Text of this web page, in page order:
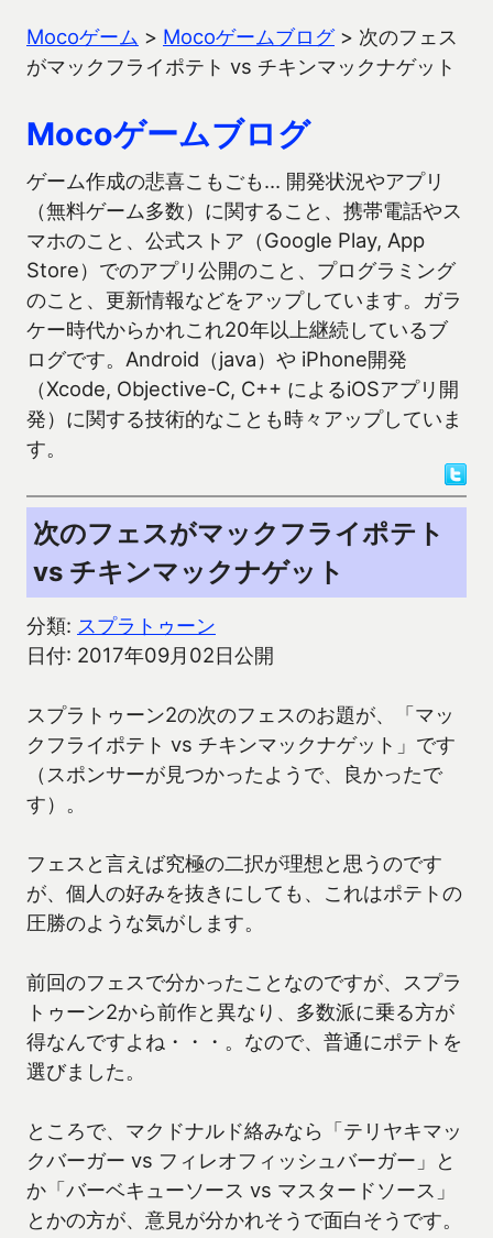
Mocoゲーム > Mocoゲームブログ> 次のフェス
がマックフライポテト vs チキンマックナゲット
Mocoゲームブログ
ゲーム作成の悲喜こもごも… 開発状況やアプリ
（無料ゲーム多数）に関すること、携帯電話やス
マホのこと、公式ストア（Google Play, App
Store）でのアプリ公開のこと、プログラミング
のこと、更新情報などをアップしています。ガラ
ケー時代からかれこれ20年以上継続しているブ
ログです。Android（java）や iPhone開発
（Xcode, Objective-C, C++ によるiOSアプリ開
発）に関する技術的なことも時々アップしていま
す。
次のフェスがマックフライポテト
vs チキンマックナゲット
分類: スプラトゥーン
日付: 2017年09月02日公開
スプラトゥーン2の次のフェスのお題が、「マッ
クフライポテト vs チキンマックナゲット」です
（スポンサーが見つかったようで、良かったで
す）。
フェスと言えば究極の二択が理想と思うのです
が、個人の好みを抜きにしても、これはポテトの
圧勝のような気がします。
前回のフェスで分かったことなのですが、スプラ
トゥーン2から前作と異なり、多数派に乗る方が
得なんですよね・・・。なので、普通にポテトを
選びました。
ところで、マクドナルド絡みなら「テリヤキマッ
クバーガー vs フィレオフィッシュバーガー」と
か「バーベキューソース vs マスタードソース」
とかの方が、意見が分かれそうで面白そうです。